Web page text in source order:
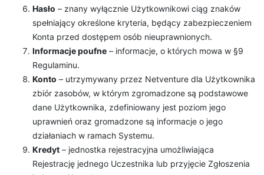
Hasło – znany wyłącznie Użytkownikowi ciąg znaków
spełniający określone kryteria, będący zabezpieczeniem
Konta przed dostępem osób nieuprawnionych.
Informacje poufne – informacje, o których mowa w §9
Regulaminu.
Konto – utrzymywany przez Netventure dla Użytkownika
zbiór zasobów, w którym zgromadzone są podstawowe
dane Użytkownika, zdefiniowany jest poziom jego
uprawnień oraz gromadzone są informacje o jego
działaniach w ramach Systemu.
Kredyt – jednostka rejestracyjna umożliwiająca
Rejestrację jednego Uczestnika lub przyjęcie Zgłoszenia